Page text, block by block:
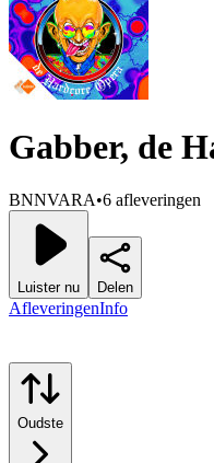
Gabber, de
BNNVARA•6 afleveringen
Luister nu Delen
AfleveringenInfo
Oudste